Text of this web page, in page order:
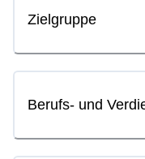
Zielgruppe
Berufs- und